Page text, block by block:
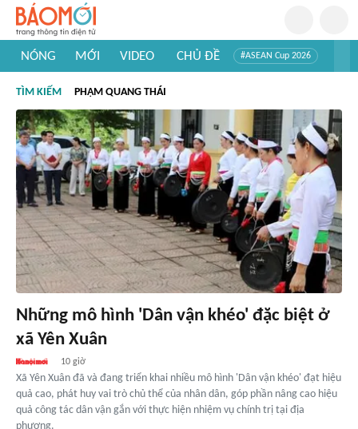
NÓNG MỚI VIDEO CHỦ ĐỀ #ASEAN Cup 2026
#Khám phá thế giới
TÌM KIẾM PHẠM QUANG THÁI
Những mô hình 'Dân vận khéo' đặc biệt ở
xã Yên Xuân
10 giờ
Xã Yên Xuân đã và đang triển khai nhiều mô hình 'Dân vận khéo' đạt hiệu
quả cao, phát huy vai trò chủ thể của nhân dân, góp phần nâng cao hiệu
quả công tác dân vận gắn với thực hiện nhiệm vụ chính trị tại địa
phương.